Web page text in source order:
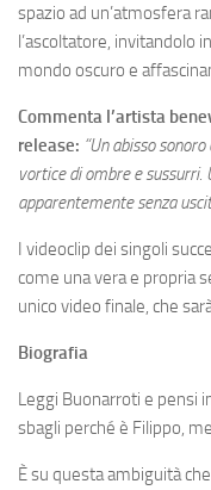
spazio ad un’atmosfera
l’ascoltatore, invitandolo
mondo oscuro e
Commenta l’artista
release: “Un abisso
vortice di ombre e
apparentemente senza
I videoclip dei singoli
come una vera e propria
unico video finale, che
Biografia
Leggi Buonarroti e pensi
sbagli perché è Filippo,
È su questa ambiguità